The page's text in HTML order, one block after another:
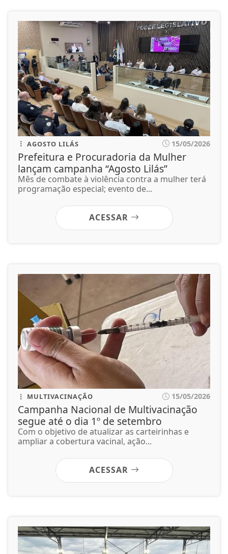
AGOSTO LILÁS 15/05/2026
Prefeitura e Procuradoria da Mulher
lançam campanha “Agosto Lilás”
Mês de combate à violência contra a mulher terá
programação especial; evento de...
ACESSAR
MULTIVACINAÇÃO 15/05/2026
Campanha Nacional de Multivacinação
segue até o dia 1º de setembro
Com o objetivo de atualizar as carteirinhas e
ampliar a cobertura vacinal, ação...
ACESSAR